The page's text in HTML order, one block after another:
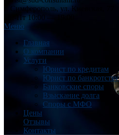
г. Симферополь, ул. Киевская, 77
Пн-Пт 10:00 — 19:00
Меню
Главная
О компании
Услуги
Юрист по кредитам
Юрист по банкротству
Банковские споры
Взыскание долга
Споры с МФО
Цены
Отзывы
Контакты